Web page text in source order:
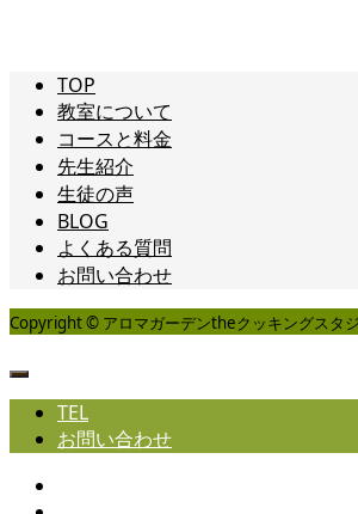
TOP
教室について
コースと料金
先生紹介
生徒の声
BLOG
よくある質問
お問い合わせ
Copyright © アロマガーデンtheクッキングスタ
TEL
お問い合わせ